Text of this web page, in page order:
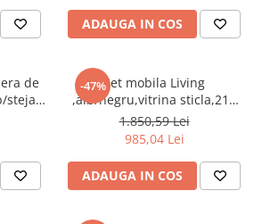
ADAUGA IN COS
de
stejar
-47%Set mobila Living
,alb/negru,vitrina sticla,210
cm lungime ,Bortis Impex
1.850,59 Lei
985,04 Lei
ADAUGA IN COS